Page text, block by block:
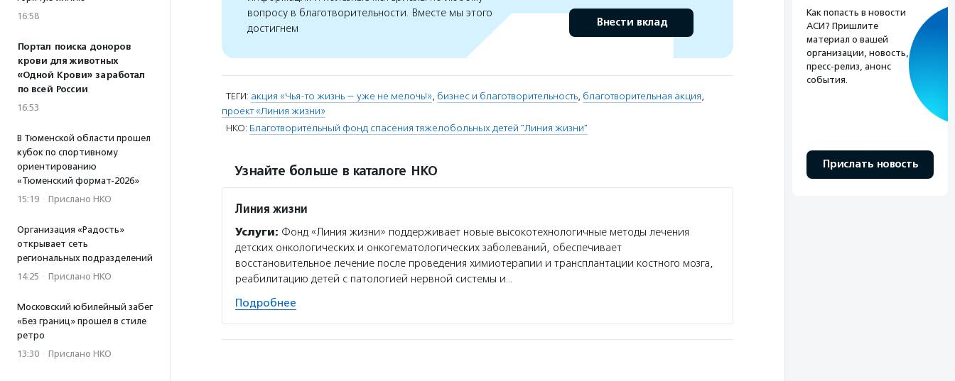
16:58
Портал поиска доноров
крови для животных
«Одной Крови» заработал
по всей России
16:53
В Тюменской области прошел
кубок по спортивному
ориентированию
«Тюменский формат-2026»
15:19 · Прислано НКО
Организация «Радость»
открывает сеть
региональных подразделений
14:25 · Прислано НКО
Московский юбилейный забег
«Без границ» прошел в стиле
ретро
13:30 · Прислано НКО
вопросу в благотворительности. Вместе мы этого
достигнем
Внести вклад
ТЕГИ: акция «Чья-то жизнь — уже не мелочь!», бизнес и благотворительность, благотворительная акция,
проект «Линия жизни»
НКО: Благотворительный фонд спасения тяжелобольных детей "Линия жизни"
Узнайте больше в каталоге НКО
Линия жизни
Услуги: Фонд «Линия жизни» поддерживает новые высокотехнологичные методы лечения
детских онкологических и онкогематологических заболеваний, обеспечивает
восстановительное лечение после проведения химиотерапии и трансплантации костного мозга,
реабилитацию детей с патологией нервной системы и…
Подробнее
Как попасть в новости
АСИ? Пришлите
материал о вашей
организации, новость,
пресс-релиз, анонс
события.
Прислать новость